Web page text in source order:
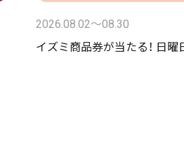
2026.08.02〜08.30
イズミ商品券が当たる！ 日